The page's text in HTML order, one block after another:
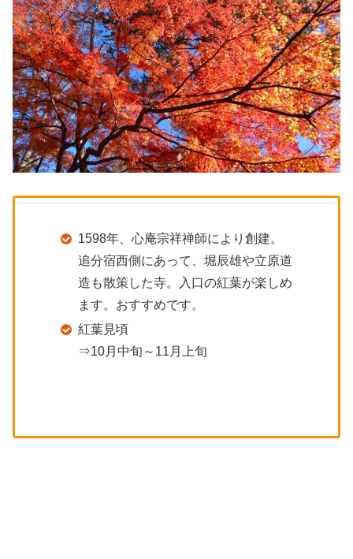
1598年、心庵宗祥禅師により創建。
追分宿西側にあって、堀辰雄や立原道
造も散策した寺。入口の紅葉が楽しめ
ます。おすすめです。
紅葉見頃
⇒10月中旬～11月上旬